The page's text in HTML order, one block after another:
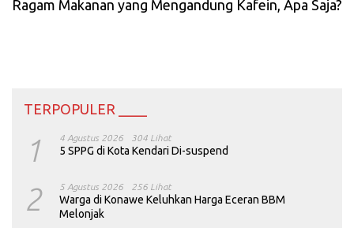
Ragam Makanan yang Mengandung Kafein, Apa Saja?
TERPOPULER ____
1 4 Agustus 2026 304 Lihat
5 SPPG di Kota Kendari Di-suspend
2 5 Agustus 2026 256 Lihat
Warga di Konawe Keluhkan Harga Eceran BBM
Melonjak